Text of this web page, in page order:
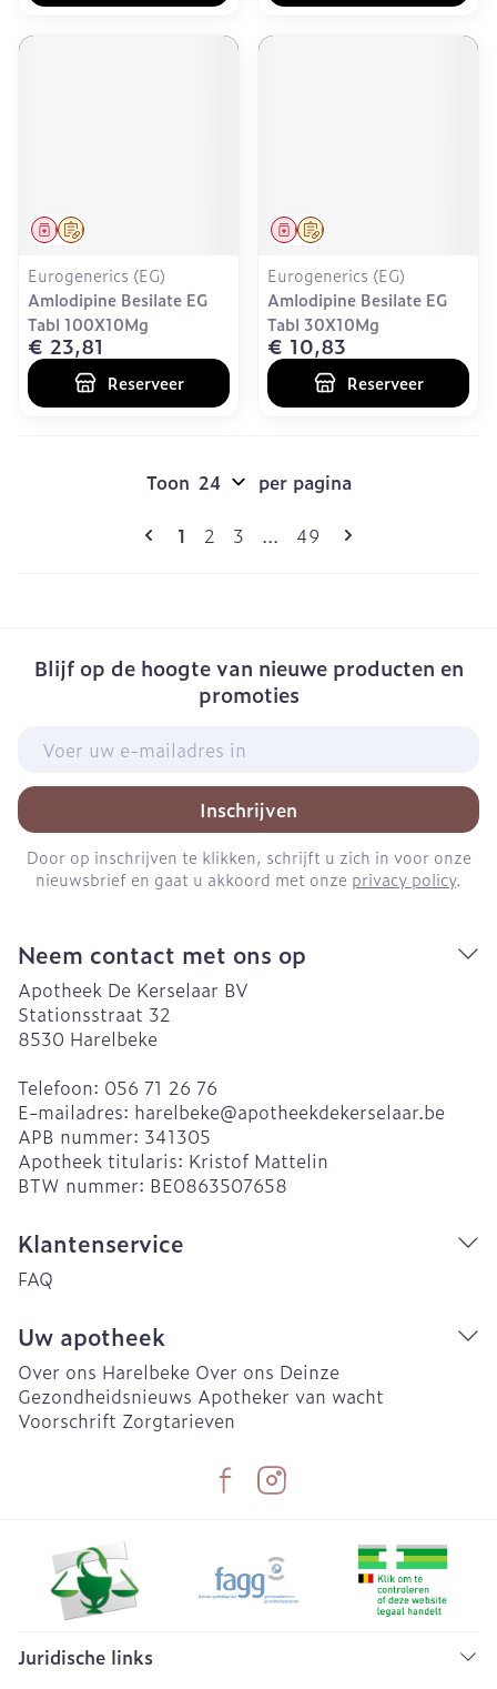
Op voorschrift
Geneesmiddel
Eurogenerics (EG)
Amlodipine Besilate EG
Tabl 100X10Mg
€ 23,81
Reserveer
Op voorschrift
Geneesmiddel
Eurogenerics (EG)
Amlodipine Besilate EG
Tabl 30X10Mg
€ 10,83
Reserveer
Pagina's
U lees momenteel pagina
1 Pagina
2 Pagina
3 ... Pagina
49
Toon per pagina
Blijf op de hoogte van nieuwe producten en
promoties
Inschrijven
Door op inschrijven te klikken, schrijft u zich in voor onze
nieuwsbrief en gaat u akkoord met onze privacy policy.
Neem contact met ons op
Apotheek De Kerselaar BV
Stationsstraat 32
8530 Harelbeke
Telefoon: 056 71 26 76
E-mailadres: harelbeke@apotheekdekerselaar.be
APB nummer: 341305
Apotheek titularis: Kristof Mattelin
BTW nummer: BE0863507658
Klantenservice
FAQ
Uw apotheek
Over ons Harelbeke Over ons Deinze
Gezondheidsnieuws Apotheker van wacht
Voorschrift Zorgtarieven
Juridische links